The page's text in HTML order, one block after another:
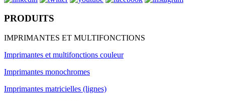
PRODUITS
IMPRIMANTES ET MULTIFONCTIONS
Imprimantes et multifonctions couleur
Imprimantes monochromes
Imprimantes matricielles (lignes)